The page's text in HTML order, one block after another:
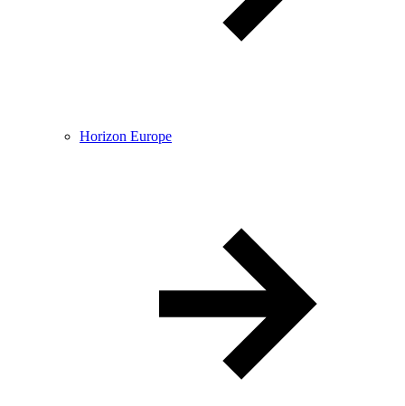
Horizon Europe